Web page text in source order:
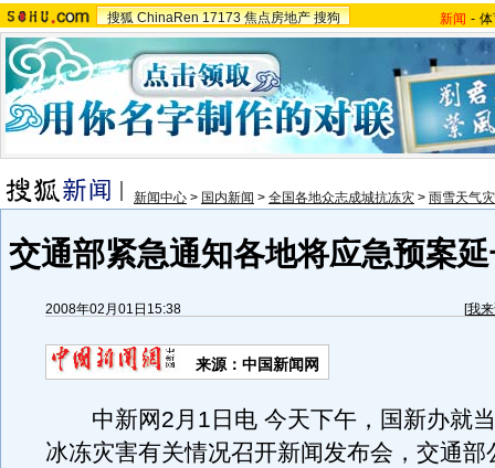
搜狐 ChinaRen 17173 焦点房地产 搜狗 新闻 -
新闻中心 > 国内新闻 > 全国各地众志成城抗冻灾 > 雨雪天气
交通部紧急通知各地将应急预案
2008年02月01日15:38 [我
来源：中国新闻网
中新网2月1日电 今天下午，国新办就
冰冻灾害有关情况召开新闻发布会，交通部